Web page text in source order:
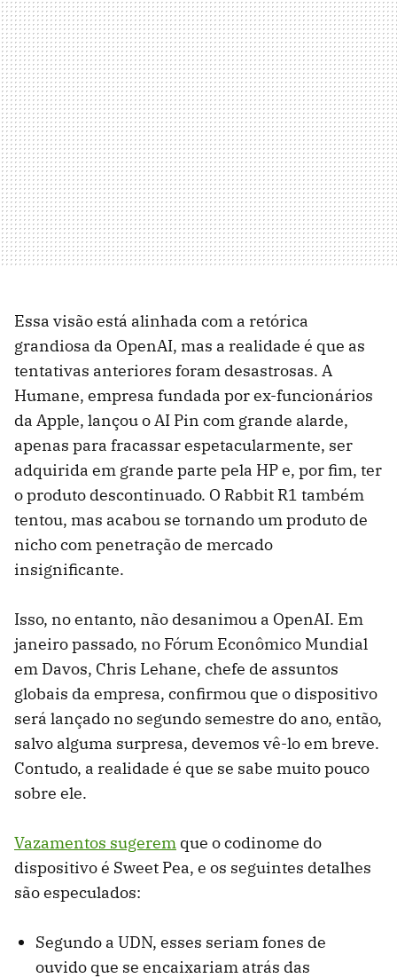
Essa visão está alinhada com a retórica
grandiosa da OpenAI, mas a realidade é que as
tentativas anteriores foram desastrosas. A
Humane, empresa fundada por ex-funcionários
da Apple, lançou o AI Pin com grande alarde,
apenas para fracassar espetacularmente, ser
adquirida em grande parte pela HP e, por fim, ter
o produto descontinuado. O Rabbit R1 também
tentou, mas acabou se tornando um produto de
nicho com penetração de mercado
insignificante.
Isso, no entanto, não desanimou a OpenAI. Em
janeiro passado, no Fórum Econômico Mundial
em Davos, Chris Lehane, chefe de assuntos
globais da empresa, confirmou que o dispositivo
será lançado no segundo semestre do ano, então,
salvo alguma surpresa, devemos vê-lo em breve.
Contudo, a realidade é que se sabe muito pouco
sobre ele.
Vazamentos sugerem que o codinome do
dispositivo é Sweet Pea, e os seguintes detalhes
são especulados:
Segundo a UDN, esses seriam fones de
ouvido que se encaixariam atrás das